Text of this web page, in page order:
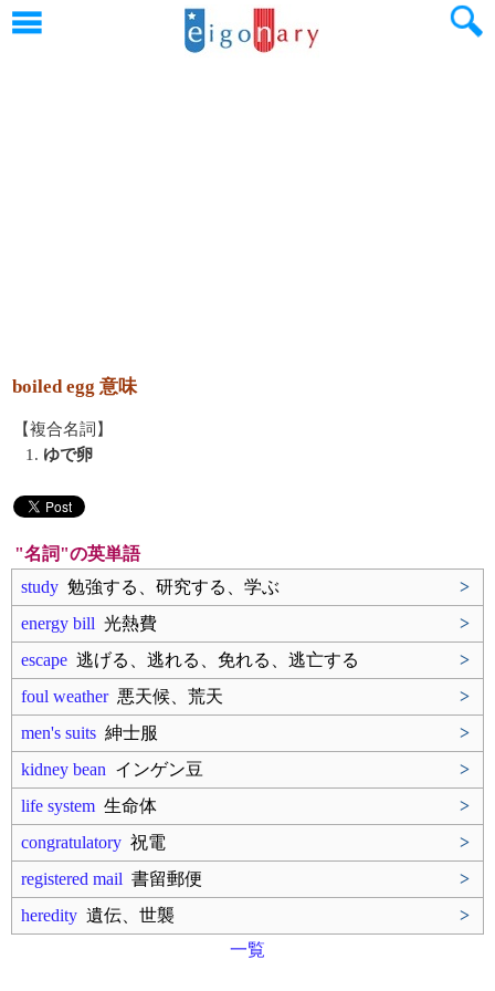
boiled egg 意味
【複合名詞】
1. ゆで卵
"名詞"の英単語
study 勉強する、研究する、学ぶ
>
energy bill 光熱費
>
escape 逃げる、逃れる、免れる、逃亡する
>
foul weather悪天候、荒天
>
men's suits 紳士服
>
kidney bean インゲン豆
>
life system 生命体
>
congratulatory 祝電
>
registered mail 書留郵便
>
heredity 遺伝、世襲
>
一覧